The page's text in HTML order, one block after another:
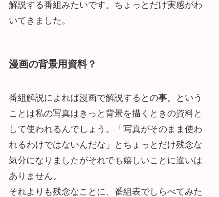
解説する番組みたいです。ちょっとだけ実感がわ
いてきました。
漫画の背景用資料？
番組解説によれば漫画で解説するとの事。という
ことは私の写真はきっと背景を描くときの資料と
して使われるんでしょう。「写真がそのまま使わ
れるわけではないんだな」とちょっとだけ残念な
気分になりましたがそれでも嬉しいことに違いは
ありません。
それよりも残念なことに、番組表でしらべてみた